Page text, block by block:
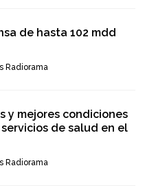
de hasta 102 mdd
Radiorama
y mejores condiciones
de salud en el
Radiorama